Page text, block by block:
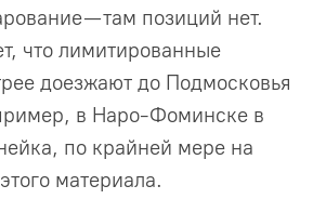
— там позиций нет.
что лимитированные
доезжают до Подмосковья
в Наро-Фоминске в
по крайней мере на
материала.